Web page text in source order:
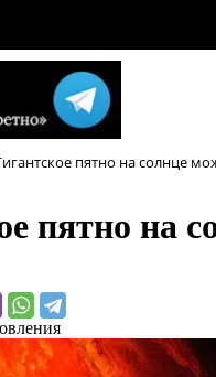
пятно на солнце
пятно на